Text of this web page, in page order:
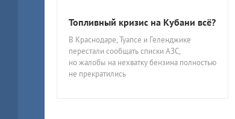
Топливный кризис на Кубани всё?
В Краснодаре, Туапсе и Геленджике
перестали сообщать списки АЗС,
но жалобы на нехватку бензина полностью
не прекратились